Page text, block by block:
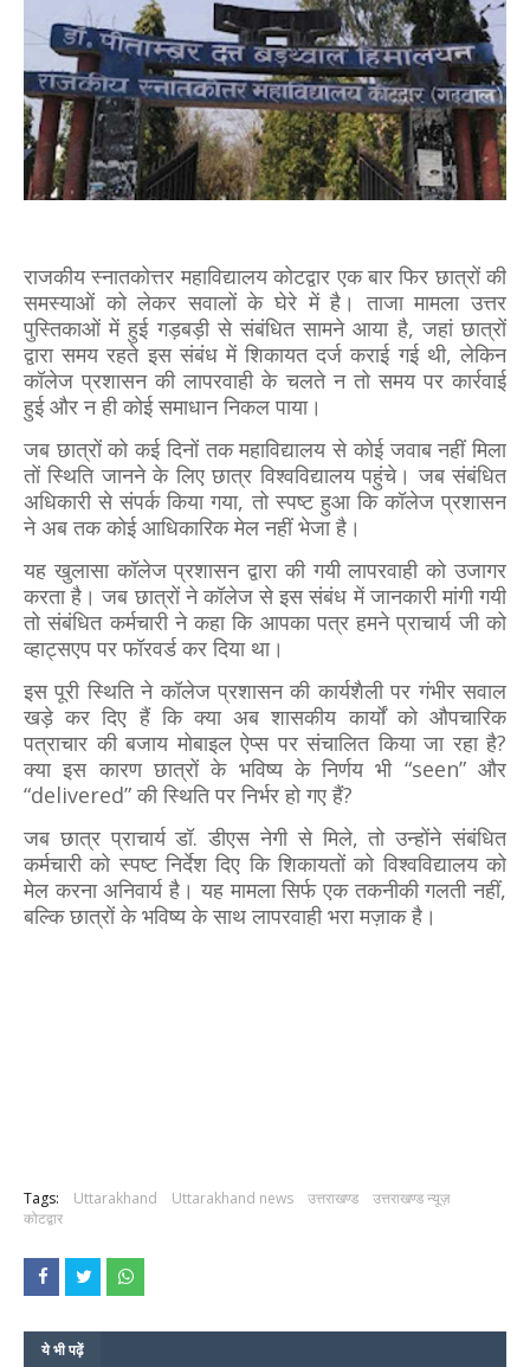
राजकीय स्नातकोत्तर महाविद्यालय कोटद्वार एक बार फिर छात्रों की
समस्याओं को लेकर सवालों के घेरे में है। ताजा मामला उत्तर
पुस्तिकाओं में हुई गड़बड़ी से संबंधित सामने आया है, जहां छात्रों
द्वारा समय रहते इस संबंध में शिकायत दर्ज कराई गई थी, लेकिन
कॉलेज प्रशासन की लापरवाही के चलते न तो समय पर कार्रवाई
हुई और न ही कोई समाधान निकल पाया।
जब छात्रों को कई दिनों तक महाविद्यालय से कोई जवाब नहीं मिला
तों स्थिति जानने के लिए छात्र विश्वविद्यालय पहुंचे। जब संबंधित
अधिकारी से संपर्क किया गया, तो स्पष्ट हुआ कि कॉलेज प्रशासन
ने अब तक कोई आधिकारिक मेल नहीं भेजा है।
यह खुलासा कॉलेज प्रशासन द्वारा की गयी लापरवाही को उजागर
करता है। जब छात्रों ने कॉलेज से इस संबंध में जानकारी मांगी गयी
तो संबंधित कर्मचारी ने कहा कि आपका पत्र हमने प्राचार्य जी को
व्हाट्सएप पर फॉरवर्ड कर दिया था।
इस पूरी स्थिति ने कॉलेज प्रशासन की कार्यशैली पर गंभीर सवाल
खड़े कर दिए हैं कि क्या अब शासकीय कार्यों को औपचारिक
पत्राचार की बजाय मोबाइल ऐप्स पर संचालित किया जा रहा है?
क्या इस कारण छात्रों के भविष्य के निर्णय भी “seen” और
“delivered” की स्थिति पर निर्भर हो गए हैं?
जब छात्र प्राचार्य डॉ. डीएस नेगी से मिले, तो उन्होंने संबंधित
कर्मचारी को स्पष्ट निर्देश दिए कि शिकायतों को विश्वविद्यालय को
मेल करना अनिवार्य है। यह मामला सिर्फ एक तकनीकी गलती नहीं,
बल्कि छात्रों के भविष्य के साथ लापरवाही भरा मज़ाक है।
Tags: Uttarakhand Uttarakhand news उत्तराखण्ड
उत्तराखण्ड न्यूज़
कोटद्वार
ये भी पढ़ें